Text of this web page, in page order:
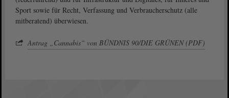
Sport sowie für Recht, Verfassung und Verbraucherschutz (alle
mitberatend) überwiesen.
Antrag „Cannabis“ von BÜNDNIS 90/DIE GRÜNEN (PDF)